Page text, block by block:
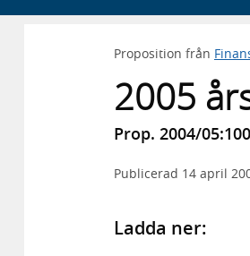
Proposition från
2005
Prop. 2004/05:100
Publicerad 14 april
Ladda ner: